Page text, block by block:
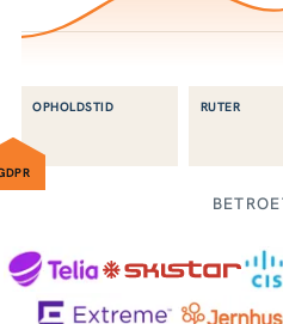
OPHOLDSTID RUTER